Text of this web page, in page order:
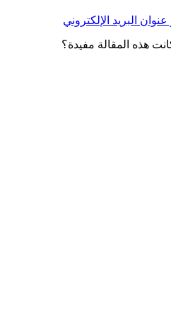
عنوان البريد الإلكتروني
هذه المقالة مفيدة؟